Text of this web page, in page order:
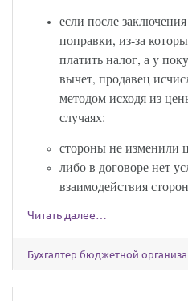
если после
поправки, из-за
платить налог, а у
вычет, продавец
методом исходя из
случаях:
стороны не изменили
либо в договоре нет
взаимодействия
Читать далее…
Бухгалтер бюджетной